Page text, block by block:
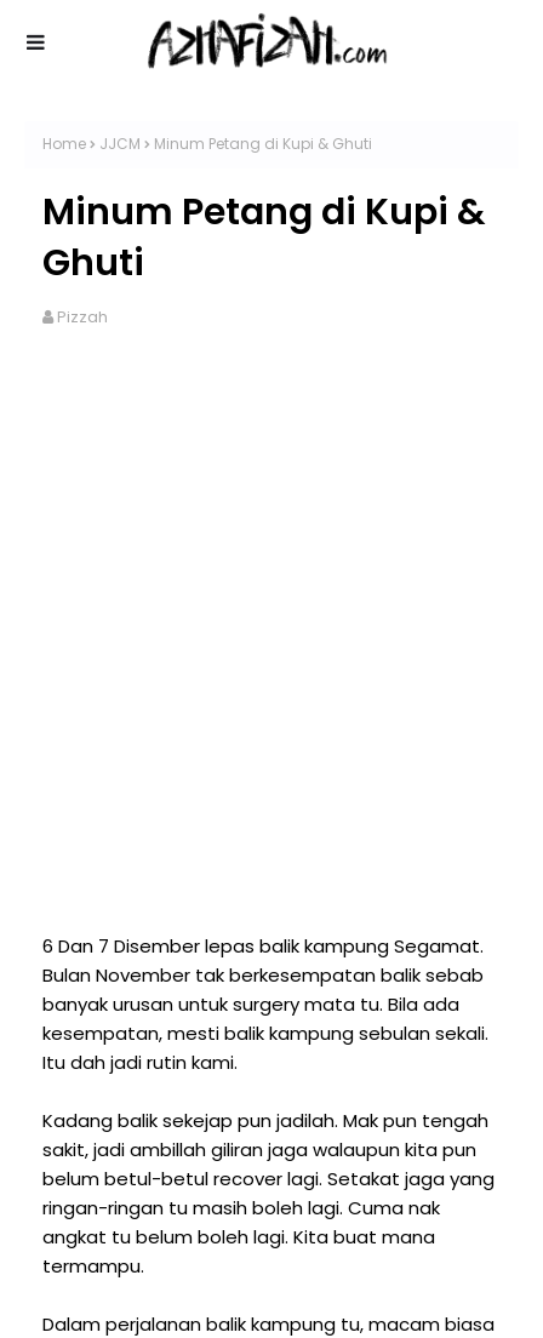
Home JJCM Minum Petang di Kupi & Ghuti
Minum Petang di Kupi &
Ghuti
Pizzah
6 Dan 7 Disember lepas balik kampung Segamat.
Bulan November tak berkesempatan balik sebab
banyak urusan untuk surgery mata tu. Bila ada
kesempatan, mesti balik kampung sebulan sekali.
Itu dah jadi rutin kami.
Kadang balik sekejap pun jadilah. Mak pun tengah
sakit, jadi ambillah giliran jaga walaupun kita pun
belum betul-betul recover lagi. Setakat jaga yang
ringan-ringan tu masih boleh lagi. Cuma nak
angkat tu belum boleh lagi. Kita buat mana
termampu.
Dalam perjalanan balik kampung tu, macam biasa